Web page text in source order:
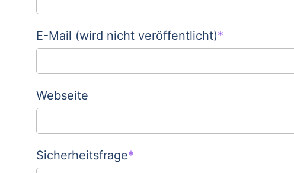
Pflichtfeld
E-Mail (wird nicht veröffentlicht)*
Webseite
Pflichtfeld
Sicherheitsfrage*